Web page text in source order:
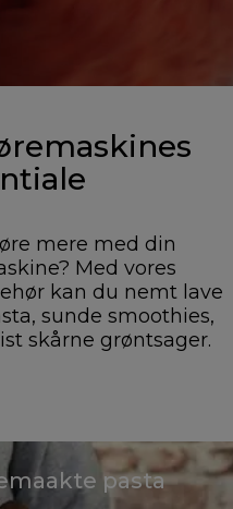
mere med din
Med vores
kan du nemt lave
sunde smoothies,
skårne grøntsager.
pasta